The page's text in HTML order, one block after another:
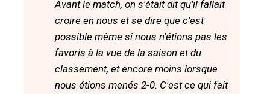
Avant le match, on s'était dit qu'il fallait
croire en nous et se dire que c'est
possible même si nous n'étions pas les
favoris à la vue de la saison et du
classement, et encore moins lorsque
nous étions menés 2-0. C'est ce qui fait